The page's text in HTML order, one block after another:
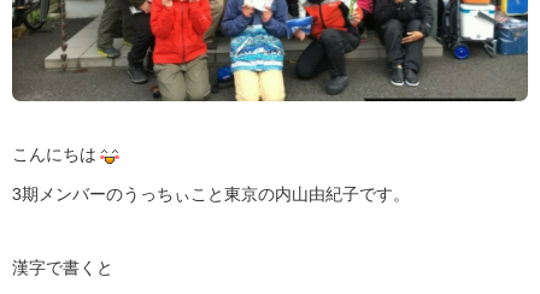
こんにちは
3期メンバーのうっちぃこと東京の内山由紀子です。
漢字で書くと